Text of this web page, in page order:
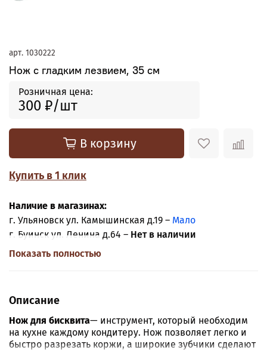
арт. 1030222
Нож с гладким лезвием, 35 см
Розничная цена:
300 ₽
В корзину
Купить в 1 клик
Наличие в магазинах:
г. Ульяновск ул. Камышинская д.19 – Мало
г. Буинск ул. Ленина д.64 – Нет в наличии
Показать полностью
Описание
Нож для бисквита— инструмент, который необходим
на кухне каждому кондитеру. Нож позволяет легко и
быстро разрезать коржи, а широкие зубчики сделают